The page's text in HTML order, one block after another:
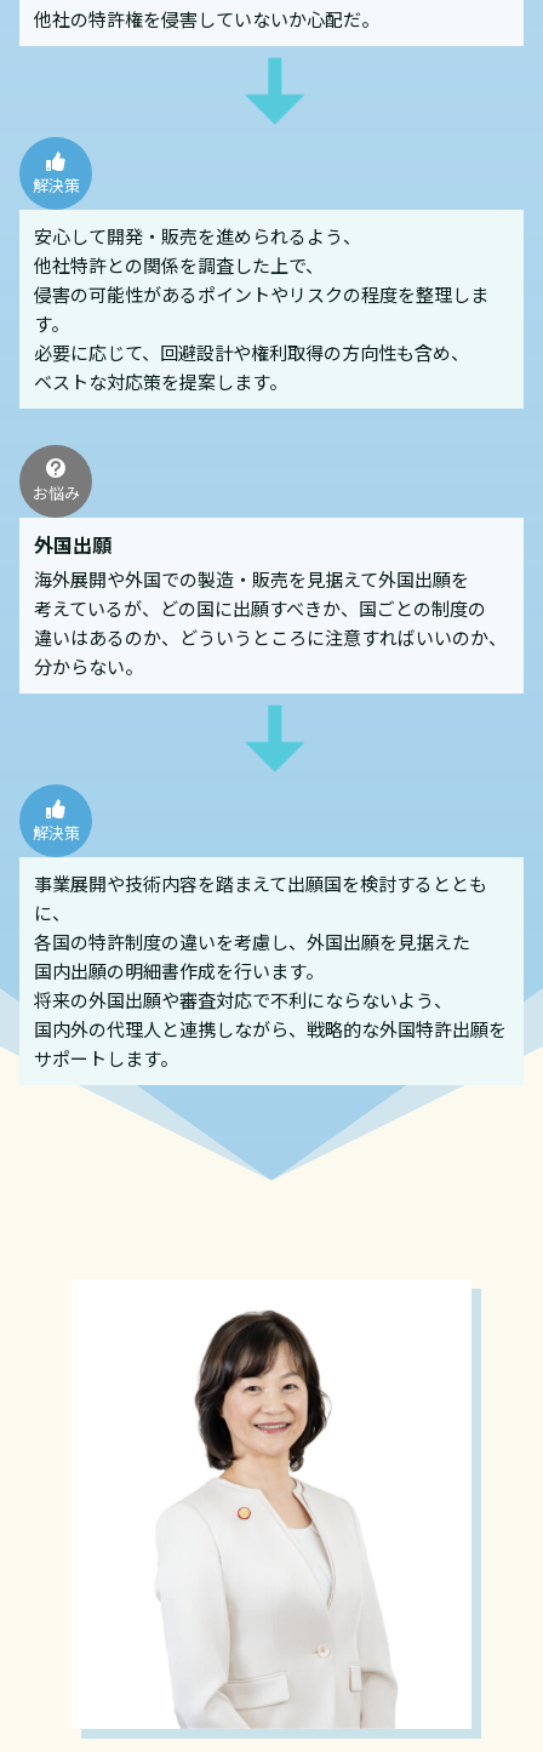
他社の特許権を侵害していないか心配だ。
解決策
安心して開発・販売を進められるよう、
他社特許との関係を調査した上で、
侵害の可能性があるポイントやリスクの程度を整理しま
す。
必要に応じて、回避設計や権利取得の方向性も含め、
ベストな対応策を提案します。
お悩み
外国出願
海外展開や外国での製造・販売を見据えて外国出願を
考えているが、どの国に出願すべきか、国ごとの制度の
違いはあるのか、どういうところに注意すればいいのか、
分からない。
解決策
事業展開や技術内容を踏まえて出願国を検討するととも
に、
各国の特許制度の違いを考慮し、外国出願を見据えた
国内出願の明細書作成を行います。
将来の外国出願や審査対応で不利にならないよう、
国内外の代理人と連携しながら、戦略的な外国特許出願を
サポートします。